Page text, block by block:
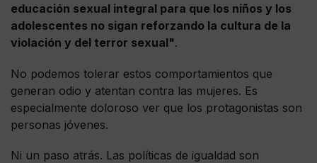
educación sexual integral para que los niños y los
adolescentes no sigan reforzando la cultura de la
violación y del terror sexual".
No podemos tolerar estos comportamientos que
generan odio y atentan contra las mujeres. Es
especialmente doloroso ver que los protagonistas son
personas jóvenes.
Ni un paso atrás. Las políticas de igualdad son